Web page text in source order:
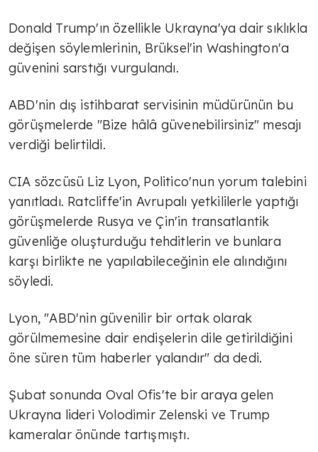
Donald Trump'ın özellikle Ukrayna'ya dair sıklıkla
değişen söylemlerinin, Brüksel'in Washington'a
güvenini sarstığı vurgulandı.
ABD'nin dış istihbarat servisinin müdürünün bu
görüşmelerde "Bize hâlâ güvenebilirsiniz" mesajı
verdiği belirtildi.
CIA sözcüsü Liz Lyon, Politico'nun yorum talebini
yanıtladı. Ratcliffe'in Avrupalı yetkililerle yaptığı
görüşmelerde Rusya ve Çin'in transatlantik
güvenliğe oluşturduğu tehditlerin ve bunlara
karşı birlikte ne yapılabileceğinin ele alındığını
söyledi.
Lyon, "ABD'nin güvenilir bir ortak olarak
görülmemesine dair endişelerin dile getirildiğini
öne süren tüm haberler yalandır" da dedi.
Şubat sonunda Oval Ofis'te bir araya gelen
Ukrayna lideri Volodimir Zelenski ve Trump
kameralar önünde tartışmıştı.